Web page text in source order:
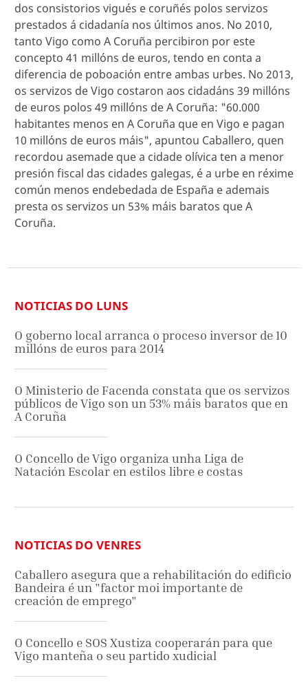
dos consistorios vigués e coruñés polos servizos
prestados á cidadanía nos últimos anos. No 2010,
tanto Vigo como A Coruña percibiron por este
concepto 41 millóns de euros, tendo en conta a
diferencia de poboación entre ambas urbes. No 2013,
os servizos de Vigo costaron aos cidadáns 39 millóns
de euros polos 49 millóns de A Coruña: "60.000
habitantes menos en A Coruña que en Vigo e pagan
10 millóns de euros máis", apuntou Caballero, quen
recordou asemade que a cidade olívica ten a menor
presión fiscal das cidades galegas, é a urbe en réxime
común menos endebedada de España e ademais
presta os servizos un 53% máis baratos que A
Coruña.
NOTICIAS DO LUNS
O goberno local arranca o proceso inversor de 10
millóns de euros para 2014
O Ministerio de Facenda constata que os servizos
públicos de Vigo son un 53% máis baratos que en
A Coruña
O Concello de Vigo organiza unha Liga de
Natación Escolar en estilos libre e costas
NOTICIAS DO VENRES
Caballero asegura que a rehabilitación do edificio
Bandeira é un "factor moi importante de
creación de emprego"
O Concello e SOS Xustiza cooperarán para que
Vigo manteña o seu partido xudicial